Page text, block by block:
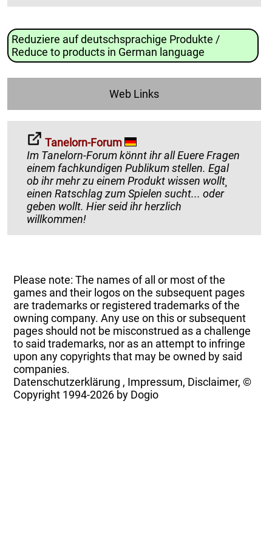
Reduziere auf deutschsprachige Produkte /
Reduce to products in German language
Web Links
Tanelorn-Forum
Im Tanelorn-Forum könnt ihr all Euere Fragen
einem fachkundigen Publikum stellen. Egal
ob ihr mehr zu einem Produkt wissen wollt¸
einen Ratschlag zum Spielen sucht... oder
geben wollt. Hier seid ihr herzlich
willkommen!
Please note: The names of all or most of the
games and their logos on the subsequent pages
are trademarks or registered trademarks of the
owning company. Any use on this or subsequent
pages should not be misconstrued as a challenge
to said trademarks, nor as an attempt to infringe
upon any copyrights that may be owned by said
companies.
Datenschutzerklärung , Impressum, Disclaimer, ©
Copyright 1994-2026 by Dogio